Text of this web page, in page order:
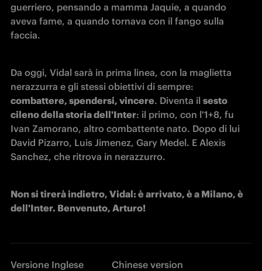
guerriero, pensando a mamma Jaquie, a quando
aveva fame, a quando tornava con il fango sulla
faccia.
Da oggi, Vidal sarà in prima linea, con la maglietta
combattere, spendersi, vincere. Diventa il sesto
cileno della storia dell'Inter: il primo, con l'1+8, fu
Ivan Zamorano, altro combattente nato. Dopo di lui
David Pizarro, Luis Jimenez, Gary Medel. E Alexis
Sanchez, che ritrova in nerazzurro.
Non si tirerà indietro, Vidal: è arrivato, è a Milano, è
dell'Inter. Benvenuto, Arturo!
Versione Inglese Chinese version